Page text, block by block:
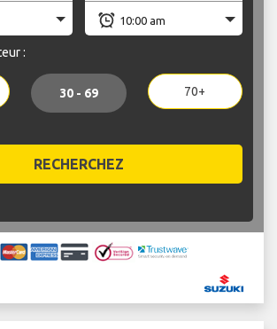
:
30 - 69 70+
RECHERCHEZ